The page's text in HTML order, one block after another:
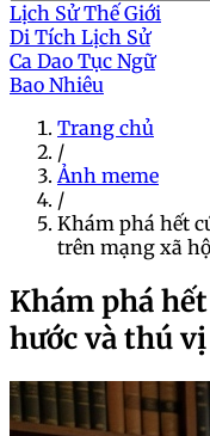
Lịch Sử Thế Giới
Di Tích Lịch Sử
Ca Dao Tục Ngữ
Bao Nhiêu
Trang chủ
/
Ảnh meme
/
Khám phá hết
trên mạng xã
Khám phá
hước và thú